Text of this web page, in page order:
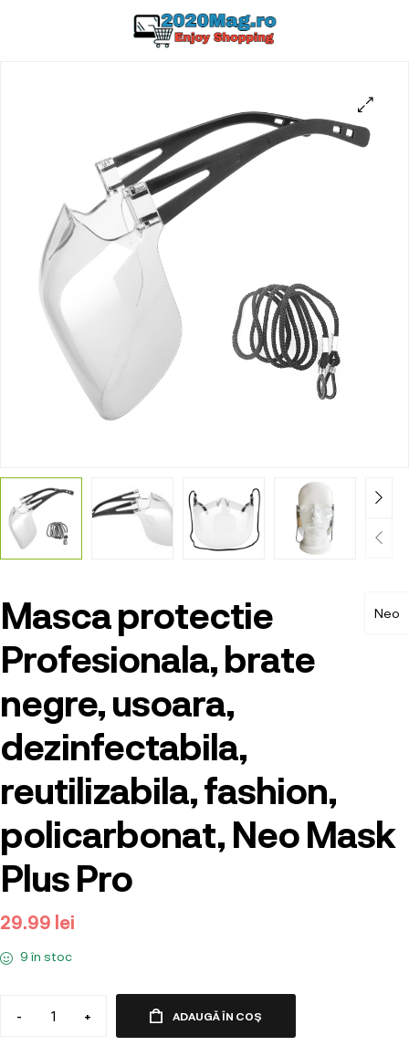
Neo
Masca protectie
Profesionala, brate
negre, usoara,
dezinfectabila,
reutilizabila, fashion,
policarbonat, Neo Mask
Plus Pro
29.99 lei
9 în stoc
- + ADAUGĂ ÎN COȘ